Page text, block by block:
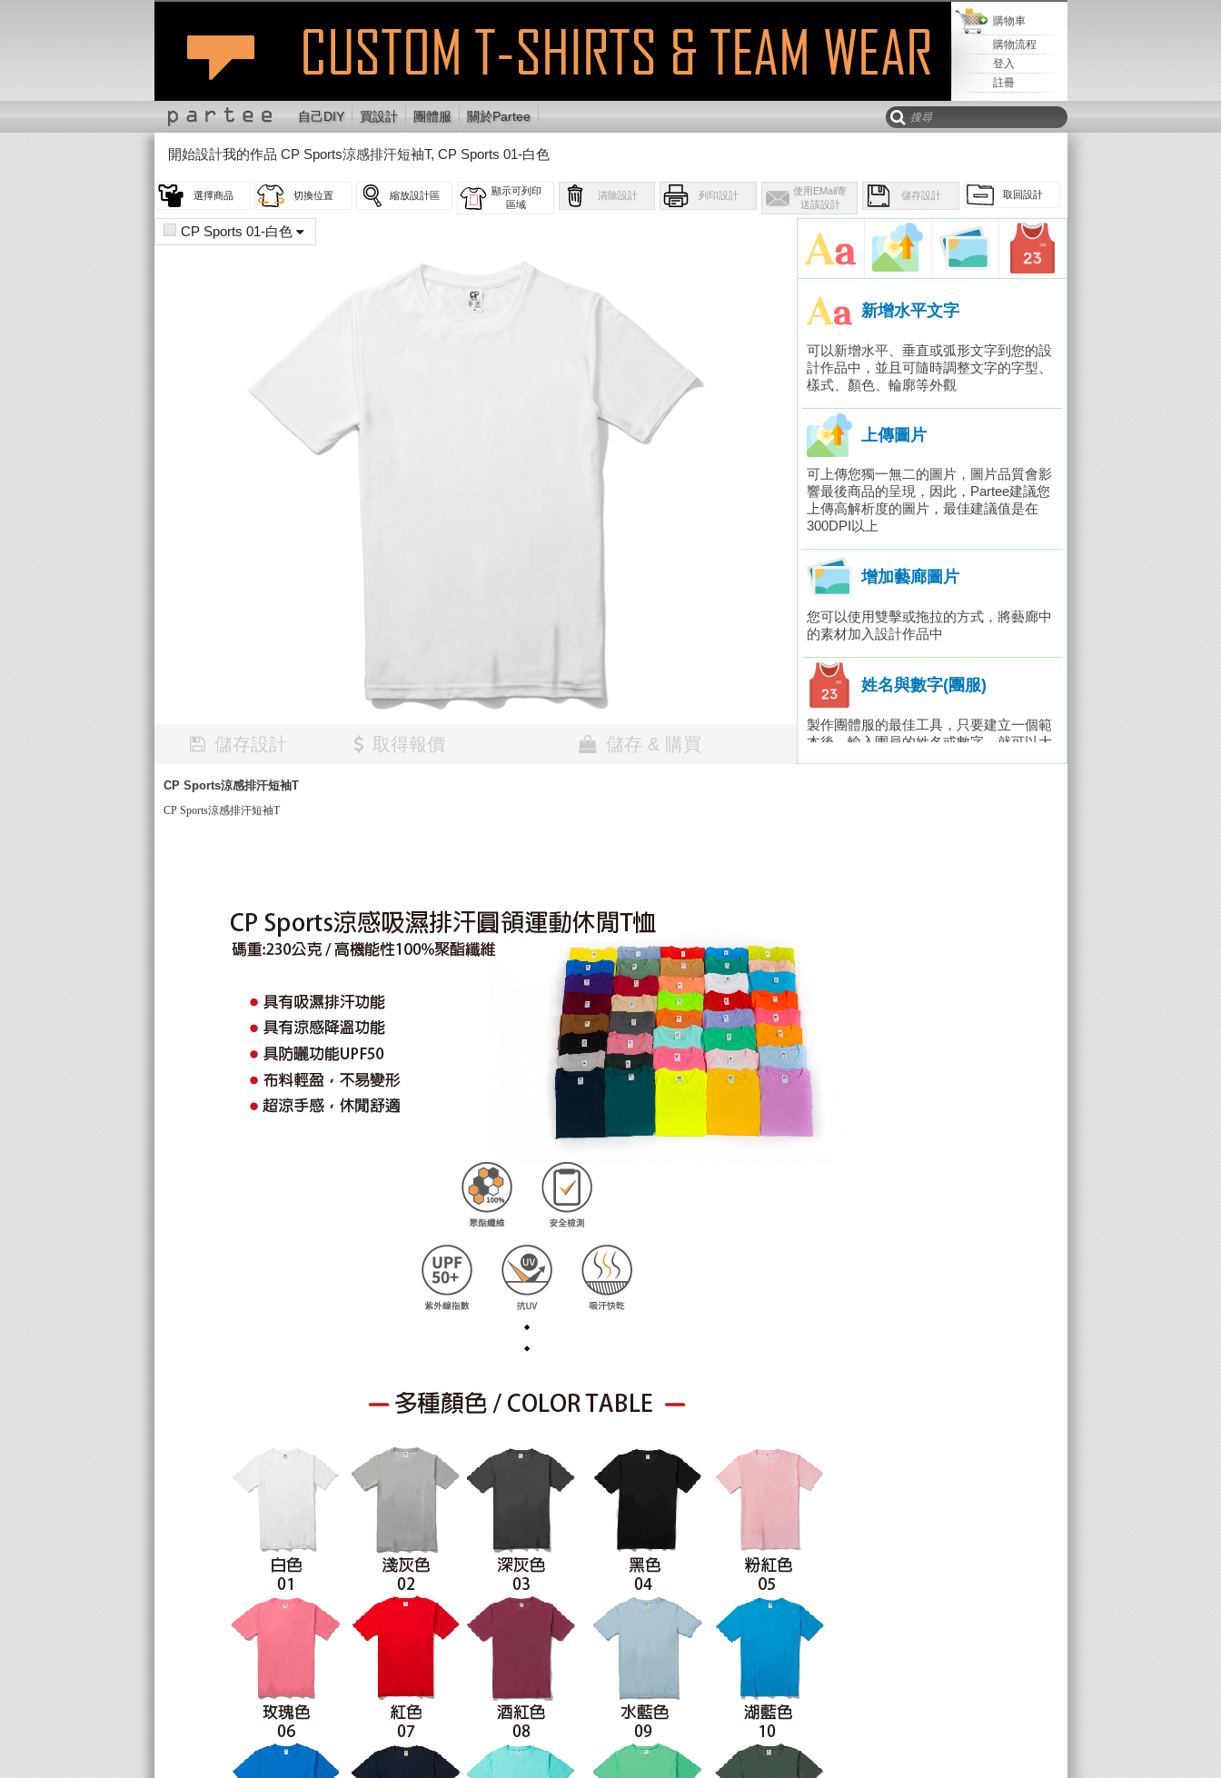
購物車
購物流程
登入
註冊
自己DIY 買設計 團體服 關於Partee
開始設計我的作品 CP Sports涼感排汗短袖T, CP Sports 01-白色
選擇商品 切換位置 縮放設計區
顯示可列印
區域
清除設計 列印設計
使用EMail寄
送該設計
儲存設計 取回設計
CP Sports 01-白色
儲存設計 取得報價 儲存 & 購買
新增水平文字
可以新增水平、垂直或弧形文字到您的設
計作品中，並且可隨時調整文字的字型、
樣式、顏色、輪廓等外觀
上傳圖片
可上傳您獨一無二的圖片，圖片品質會影
響最後商品的呈現，因此，Partee建議您
上傳高解析度的圖片，最佳建議值是在
300DPI以上
增加藝廊圖片
您可以使用雙擊或拖拉的方式，將藝廊中
的素材加入設計作品中
姓名與數字(團服)
製作團體服的最佳工具，只要建立一個範
本後，輸入團員的姓名或數字，就可以大
CP Sports涼感排汗短袖T
CP Sports涼感排汗短袖T